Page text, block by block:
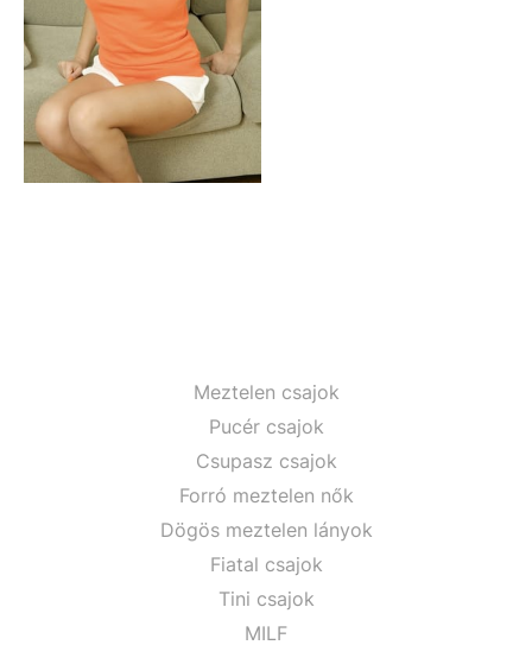
Meztelen csajok
Pucér csajok
Csupasz csajok
Forró meztelen nők
Dögös meztelen lányok
Fiatal csajok
Tini csajok
MILF